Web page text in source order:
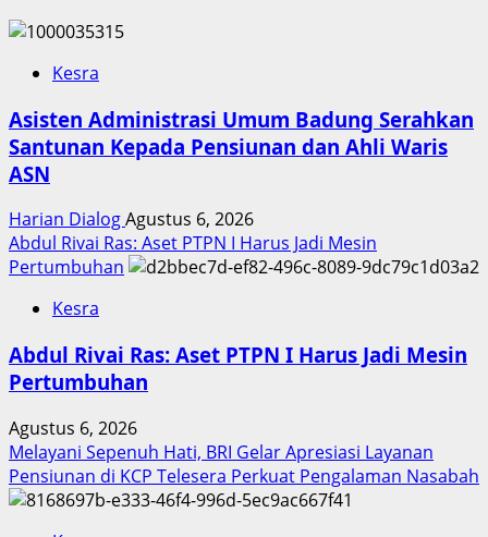
Kesra
Asisten Administrasi Umum Badung Serahkan
Santunan Kepada Pensiunan dan Ahli Waris
ASN
Harian DialogAgustus 6, 2026
Abdul Rivai Ras: Aset PTPN I Harus Jadi Mesin
Pertumbuhan
Kesra
Abdul Rivai Ras: Aset PTPN I Harus Jadi Mesin
Pertumbuhan
Agustus 6, 2026
Melayani Sepenuh Hati, BRI Gelar Apresiasi Layanan
Pensiunan di KCP Telesera Perkuat Pengalaman Nasabah